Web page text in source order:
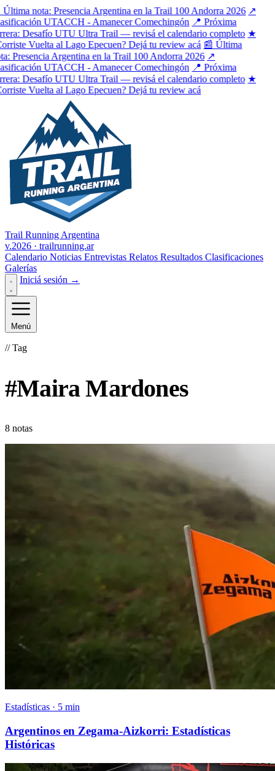
nota: Presencia Argentina en la Trail 100 Andorra 2026 ↗
UTACCH - Amanecer Comechingón 📍 Próxima
Desafío UTU Ultra Trail — revisá el calendario completo ★
Vuelta al Lago Epecuen? Dejá tu review acá 📰 Última
Presencia Argentina en la Trail 100 Andorra 2026 ↗
UTACCH - Amanecer Comechingón 📍 Próxima
Desafío UTU Ultra Trail — revisá el calendario completo ★
Vuelta al Lago Epecuen? Dejá tu review acá
Trail Running Argentina
v.2026 · trailrunning.ar
Calendario Noticias Entrevistas Relatos Resultados Clasificaciones
Galerías
Iniciá sesión →
Menú
// Tag
#Maira Mardones
8 notas
Estadísticas · 5 min
Argentinos en Zegama-Aizkorri: Estadísticas
Históricas